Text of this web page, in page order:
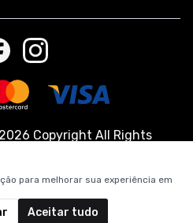
2026 Copyright All Rights
para melhorar sua experiência em
Aceitar tudo